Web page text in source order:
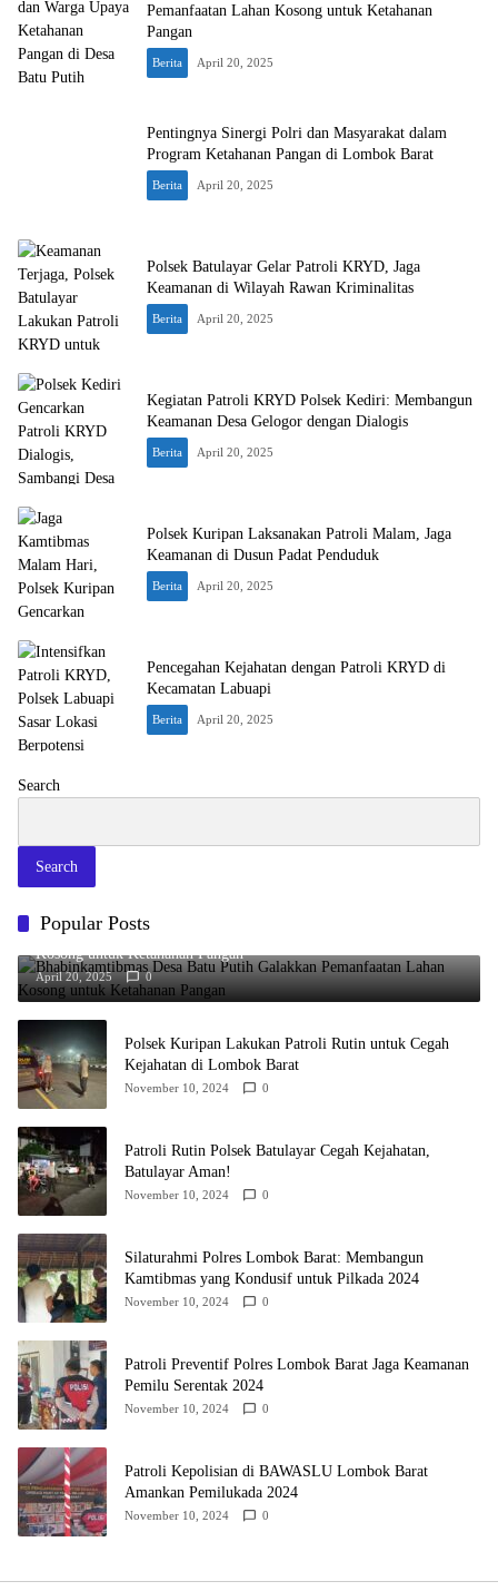
Pemanfaatan Lahan Kosong untuk Ketahanan
Pangan
Berita April 20, 2025
Pentingnya Sinergi Polri dan Masyarakat dalam
Program Ketahanan Pangan di Lombok Barat
Berita April 20, 2025
Polsek Batulayar Gelar Patroli KRYD, Jaga
Keamanan di Wilayah Rawan Kriminalitas
Berita April 20, 2025
Kegiatan Patroli KRYD Polsek Kediri: Membangun
Keamanan Desa Gelogor dengan Dialogis
Berita April 20, 2025
Polsek Kuripan Laksanakan Patroli Malam, Jaga
Keamanan di Dusun Padat Penduduk
Berita April 20, 2025
Pencegahan Kejahatan dengan Patroli KRYD di
Kecamatan Labuapi
Berita April 20, 2025
Search
Search
Popular Posts
Bhabinkamtibmas Desa Batu Putih Galakkan Pemanfaatan Lahan
Kosong untuk Ketahanan Pangan
April 20, 2025 0
Polsek Kuripan Lakukan Patroli Rutin untuk Cegah
Kejahatan di Lombok Barat
November 10, 2024 0
Patroli Rutin Polsek Batulayar Cegah Kejahatan,
Batulayar Aman!
November 10, 2024 0
Silaturahmi Polres Lombok Barat: Membangun
Kamtibmas yang Kondusif untuk Pilkada 2024
November 10, 2024 0
Patroli Preventif Polres Lombok Barat Jaga Keamanan
Pemilu Serentak 2024
November 10, 2024 0
Patroli Kepolisian di BAWASLU Lombok Barat
Amankan Pemilukada 2024
November 10, 2024 0